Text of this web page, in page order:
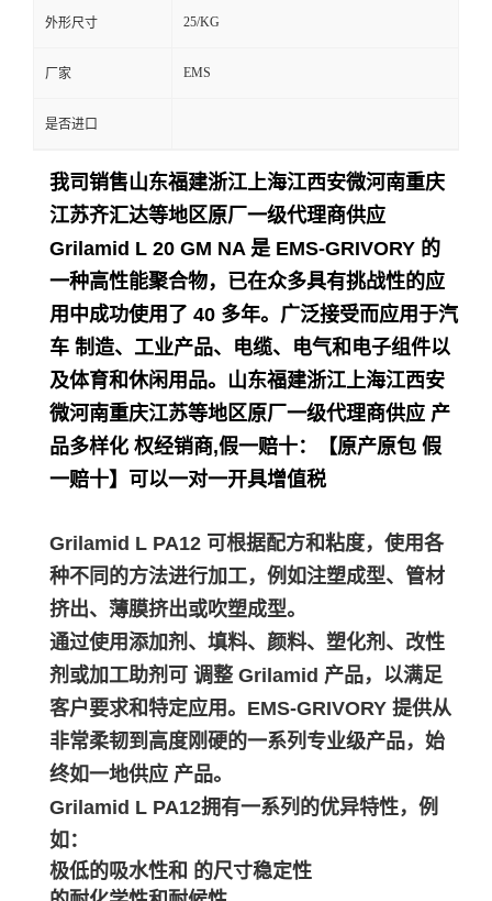
言
外形尺寸 25/KG
厂家 EMS
是否进口
我司销售山东福建浙江上海江西安微河南重庆
江苏齐汇达等地区原厂一级代理商供应
Grilamid L 20 GM NA 是 EMS-GRIVORY 的
一种高性能聚合物，已在众多具有挑战性的应
用中成功使用了 40 多年。 广泛接受而应用于汽
车 制造、工业产品、电缆、电气和电子组件以
及体育和休闲用品。 山东福建浙江上海江西安
微河南重庆江苏等地区原厂一级代理商供应 产
品多样化 权经销商,假一赔十：【原产原包 假
一赔十】可以一对一开具增值税
Grilamid L PA12 可根据配方和粘度，使用各
种不同的方法进行加工，例如注塑成型、管材
挤出、薄膜挤出或吹塑成型。
通过使用添加剂、填料、颜料、塑化剂、改性
剂或加工助剂可 调整 Grilamid 产品，以满足
客户要求和特定应用。EMS-GRIVORY 提供从
非常柔韧到高度刚硬的一系列专业级产品，始
终如一地供应 产品。
Grilamid L PA12拥有一系列的优异特性，例
如：
极低的吸水性和 的尺寸稳定性